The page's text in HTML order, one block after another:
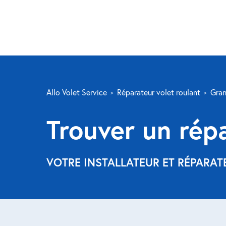
Allo Volet Service Réparateur volet roulant
Trouver un
VOTRE INSTALLATEUR ET